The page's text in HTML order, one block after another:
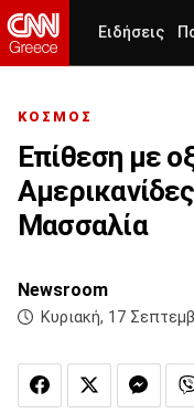
Ειδήσεις
ΚΟΣΜΟΣ
Επίθεση με
Μασσαλία
Newsroom
Κυριακή, 17